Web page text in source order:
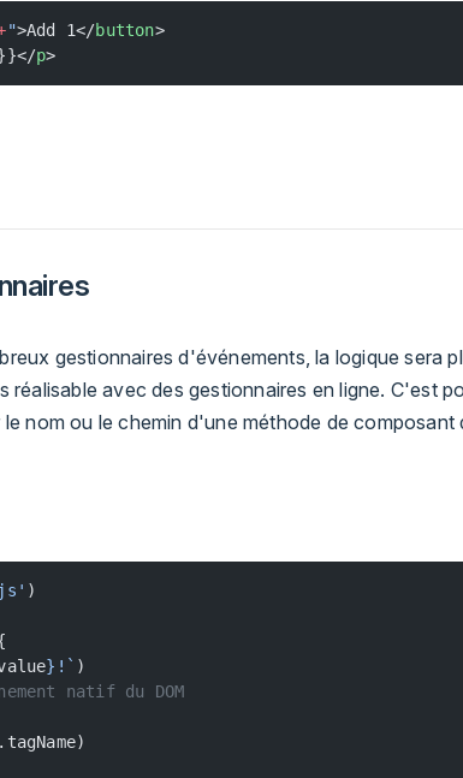
">Add 1</button>
p>
gestionnaires d'événements, la logique sera
réalisable avec des gestionnaires en ligne. C'est
nom ou le chemin d'une méthode de composant
)
}!` )
natif du DOM